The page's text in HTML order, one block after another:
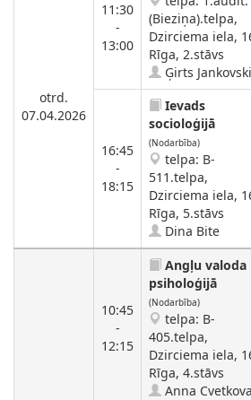
otrd.
07.04.2026
11:30
-
13:00
(Bieziņa).telpa,
Dzirciema iela,
Rīga, 2.stāvs
Ģirts
16:45
-
18:15
Ievads
socioloģijā
(Nodarbība)
telpa: B-
511.telpa,
Dzirciema iela,
Rīga, 5.stāvs
Dina Bite
10:45
-
12:15
Angļu valoda
psiholoģijā
(Nodarbība)
telpa: B-
405.telpa,
Dzirciema iela,
Rīga, 4.stāvs
Anna Cvetkova